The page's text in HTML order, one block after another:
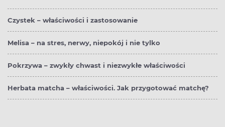
Czystek – właściwości i zastosowanie
Melisa – na stres, nerwy, niepokój i nie tylko
Pokrzywa – zwykły chwast i niezwykłe właściwości
Herbata matcha – właściwości. Jak przygotować matchę?